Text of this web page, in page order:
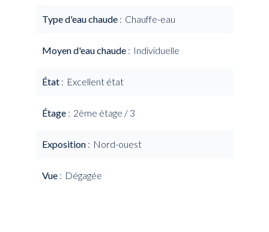
Type d'eau chaude Chauffe-eau
Moyen d'eau chaude Individuelle
État Excellent état
Étage 2ème étage / 3
Exposition Nord-ouest
Vue Dégagée